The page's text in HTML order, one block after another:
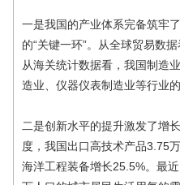
一是我国的产业体系完备筑牢
的“关键一环”。从全球贸易数
从海关统计数据看，我国制造
造业、仪器仪表制造业等行业
二是创新水平的提升激发了增
度，我国出口高技术产品3.75
海洋工程装备增长25.5%。最